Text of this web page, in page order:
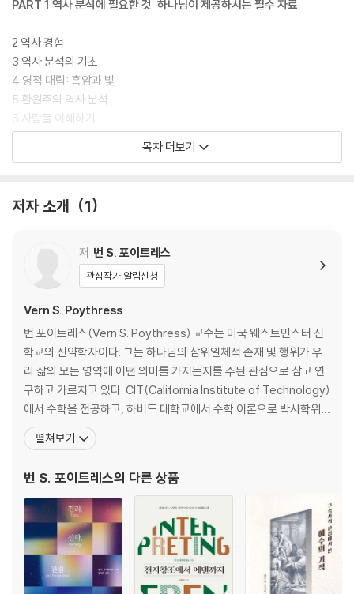
PART 1 역사 분석에 필요한 것: 하나님이 제공하시는 필수 자료
2 역사 경험
3 역사 분석의 기초
4 영적 대립: 흑암과 빛
5 환원주의 역사 분석
6 사람들 이해하기
7 역사의 원인 이해하기
10 성경 역사에 있는 다양성
11 성경의 유일성
PART 3 역사 속 하나님의 목적 이해: 역사 연구 속 하나님의 목적과 우리
의 한계
12 성경 역사 속 하나님
13 하나님의 목적을 이해할 때 주의 사항
14 신적 목적 인식의 가치
16 학문적 역사 분석
18 요한계시록에 나오는 원칙 적용하기
PART 4 역사 저술은 어떤 모습인가?: 특정 시기에 관한 글쓰기의 과제
19 로마제국의 기독교
20 종교개혁과 그 이후를 해석하기
목차 더보기
저자 소개 1
저 번 S. 포이트레스
관심작가 알림신청
Vern S. Poythress
번 포이트레스(Vern S. Poythress) 교수는 미국 웨스트민스터 신
학교의 신약학자이다. 그는 하나님의 삼위일체적 존재 및 행위가 우
리 삶의 모든 영역에 어떤 의미를 가지는지를 주된 관심으로 삼고 연
구하고 가르치고 있다. CIT(California Institute of Technology)
에서 수학을 전공하고, 하버드 대학교에서 수학 이론으로 박사학위
(Ph. D.)를 받았다. 얼마간 대학에서 수학을 가르치기도 한 그는 197
1년에 웨스트민스터 신학교에 입학하여 신학 공부를 시작했다. 1977
년
펼쳐보기
번 S. 포이트레스의 다른 상품